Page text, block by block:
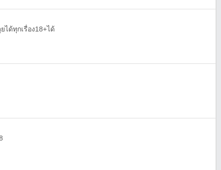
ได้ทุกเรื่อง18+ได้